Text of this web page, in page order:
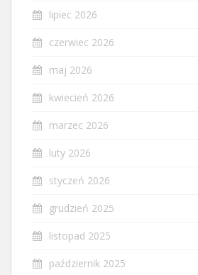
lipiec 2026
czerwiec 2026
maj 2026
kwiecień 2026
marzec 2026
luty 2026
styczeń 2026
grudzień 2025
listopad 2025
październik 2025